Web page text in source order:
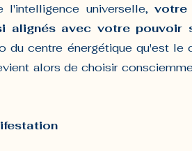
universelle, votre
alignés avec votre
du centre énergétique qu'est
alors de choisir